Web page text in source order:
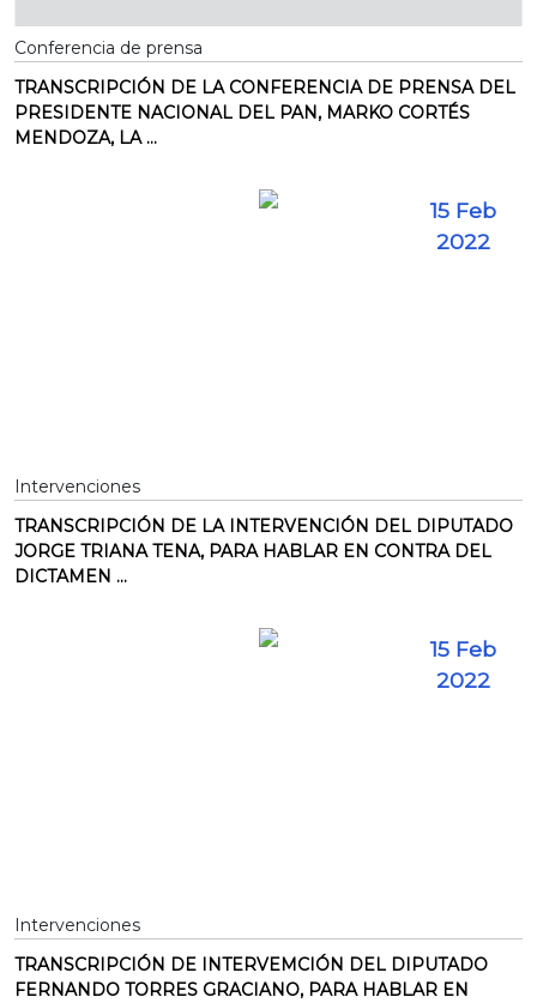
Conferencia de prensa
TRANSCRIPCIÓN DE LA CONFERENCIA DE PRENSA DEL
PRESIDENTE NACIONAL DEL PAN, MARKO CORTÉS
MENDOZA, LA ...
15 Feb
2022
Intervenciones
TRANSCRIPCIÓN DE LA INTERVENCIÓN DEL DIPUTADO
JORGE TRIANA TENA, PARA HABLAR EN CONTRA DEL
DICTAMEN ...
15 Feb
2022
Intervenciones
TRANSCRIPCIÓN DE INTERVEMCIÓN DEL DIPUTADO
FERNANDO TORRES GRACIANO, PARA HABLAR EN